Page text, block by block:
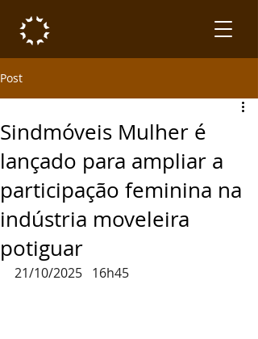
Post
Sindmóveis Mulher é
lançado para ampliar a
participação feminina na
indústria moveleira
potiguar
21/10/2025   16h45